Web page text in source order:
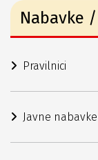
Nabavke
Pravilnici
Javne nabavke